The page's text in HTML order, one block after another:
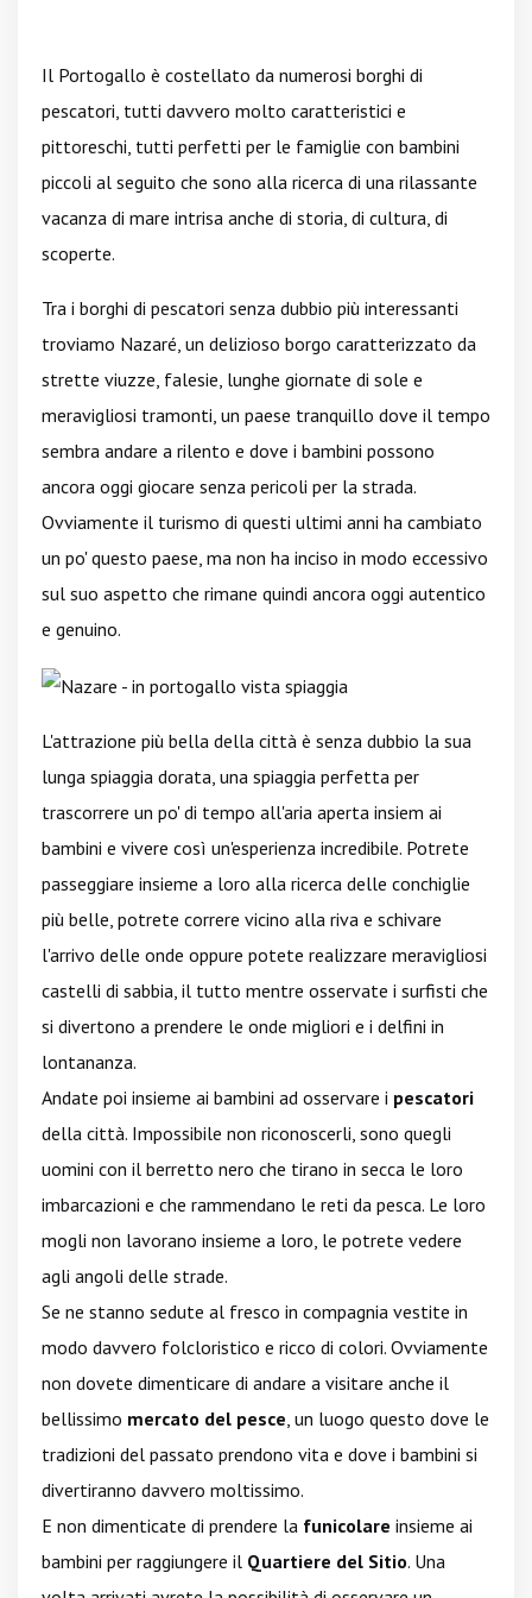
Il Portogallo è costellato da numerosi borghi di
pescatori, tutti davvero molto caratteristici e
pittoreschi, tutti perfetti per le famiglie con bambini
piccoli al seguito che sono alla ricerca di una rilassante
vacanza di mare intrisa anche di storia, di cultura, di
scoperte.
Tra i borghi di pescatori senza dubbio più interessanti
troviamo Nazaré, un delizioso borgo caratterizzato da
strette viuzze, falesie, lunghe giornate di sole e
meravigliosi tramonti, un paese tranquillo dove il tempo
sembra andare a rilento e dove i bambini possono
ancora oggi giocare senza pericoli per la strada.
Ovviamente il turismo di questi ultimi anni ha cambiato
un po' questo paese, ma non ha inciso in modo eccessivo
sul suo aspetto che rimane quindi ancora oggi autentico
e genuino.
L'attrazione più bella della città è senza dubbio la sua
lunga spiaggia dorata, una spiaggia perfetta per
trascorrere un po' di tempo all'aria aperta insiem ai
bambini e vivere così un'esperienza incredibile. Potrete
passeggiare insieme a loro alla ricerca delle conchiglie
più belle, potrete correre vicino alla riva e schivare
l'arrivo delle onde oppure potete realizzare meravigliosi
castelli di sabbia, il tutto mentre osservate i surfisti che
si divertono a prendere le onde migliori e i delfini in
lontananza.
Andate poi insieme ai bambini ad osservare i pescatori
della città. Impossibile non riconoscerli, sono quegli
uomini con il berretto nero che tirano in secca le loro
imbarcazioni e che rammendano le reti da pesca. Le loro
mogli non lavorano insieme a loro, le potrete vedere
agli angoli delle strade.
Se ne stanno sedute al fresco in compagnia vestite in
modo davvero folcloristico e ricco di colori. Ovviamente
non dovete dimenticare di andare a visitare anche il
bellissimo mercato del pesce, un luogo questo dove le
tradizioni del passato prendono vita e dove i bambini si
divertiranno davvero moltissimo.
E non dimenticate di prendere la funicolare insieme ai
bambini per raggiungere il Quartiere del Sitio. Una